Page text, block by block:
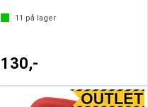
11 på lager
130,-